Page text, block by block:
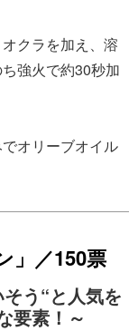
クラを加え、溶
強火で約30秒加
オリーブオイル
」／150票
う“と人気を
要素！～